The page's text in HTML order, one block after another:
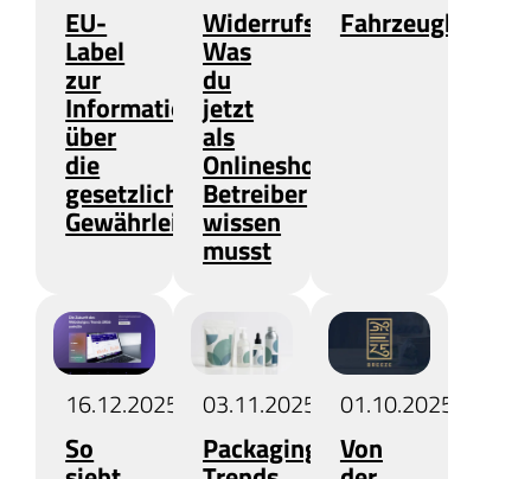
EU-
Label
zur
Information
über
die
gesetzliche
Gewährleistung
Widerrufsbutton:
Was
du
jetzt
als
Onlineshop
Betreiber
wissen
musst
16.12.2025
So
03.11.2025
Packaging-
01.10.2025
Von